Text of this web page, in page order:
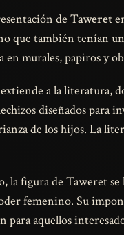
de Taweret
que también tenían
murales, papiros y
a la literatura,
diseñados para
de los hijos. La
la figura de Taweret
femenino. Su
para aquellos